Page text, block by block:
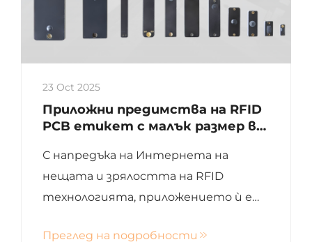
23 Oct 2025
Приложни предимства на RFID
PCB етикет с малък размер в
производство
С напредъка на Интернета на
нещата и зрялостта на RFID
технологията, приложението ѝ е
производството и живота. В
Преглед на подробности